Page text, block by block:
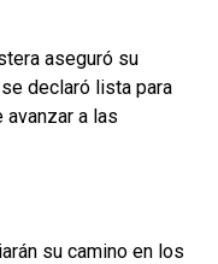
aseguró su
declaró lista para
avanzar a las
su camino en los